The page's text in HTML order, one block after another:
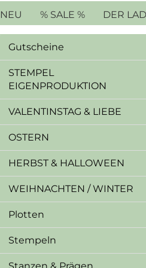
NEU % SALE % DER
Gutscheine
STEMPEL
EIGENPRODUKTION
VALENTINSTAG & LIEBE
OSTERN
HERBST & HALLOWEEN
WEIHNACHTEN / WINTER
Plotten
Stempeln